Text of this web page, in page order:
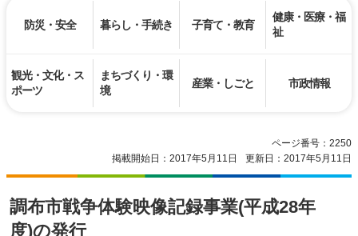
防災・安全 暮らし・手続き 子育て・教育
健康・医療・福
祉
観光・文化・ス
ポーツ
まちづくり・環
境
産業・しごと 市政情報
ページ番号：2250
掲載開始日：2017年5月11日
更新日：2017年5月11日
調布市戦争体験映像記録事業(平成28年
度)の発行